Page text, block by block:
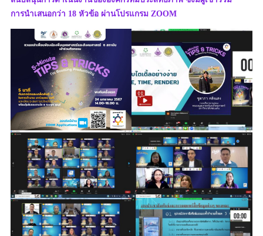
การนำเสนอกว่า 18 หัวข้อ ผ่านโปรแกรม ZOOM